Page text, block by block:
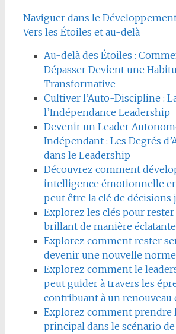
Naviguer dans le
Vers les Étoiles et au-delà
Au-delà des Étoiles :
Dépasser Devient une
Transformative
Cultiver l’Auto-Discipline :
l’Indépendance Leadership
Devenir un Leader
Indépendant : Les Degrés
dans le Leadership
Découvrez comment
intelligence émotionnelle
peut être la clé de décisions
Explorez les clés pour
brillant de manière
Explorez comment rester
devenir une nouvelle
Explorez comment le
peut guider à travers les
contribuant à un renouveau
Explorez comment prendre
principal dans le scénario